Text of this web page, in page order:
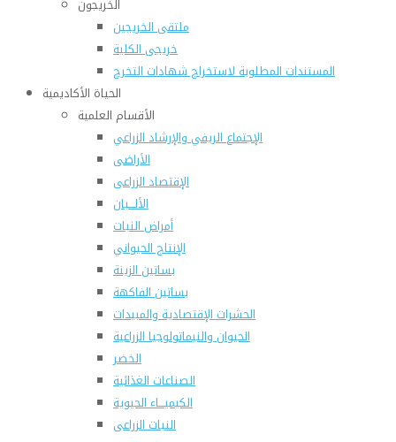
الخريجون
ملتقى الخريجين
خريجى الكلية
المستندات المطلوبة لاستخراج شهادات التخرج
الحياة الأكاديمية
الأقسام العلمية
الإجتماع الريفي والإرشاد الزراعي
الأراضى
الإقتصاد الزراعى
الألـــبان
أمراض النبات
الإنتاج الحيواني
بساتين الزينة
بساتين الفاكهة
الحشرات الإقتصادية والمبيدات
الحيوان والنيماتولوجيا الزراعية
الخضر
الصناعات الغذائية
الكيميـــاء الحيوية
النبات الزراعى